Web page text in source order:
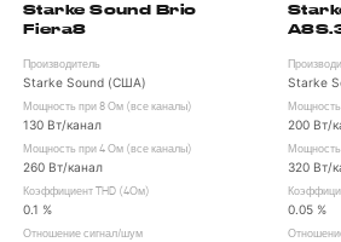
Starke Sound Brio
Fiera8
Производитель
Starke Sound (США)
Мощность при 8 Ом (все каналы)
130 Вт/канал
Мощность при 4 Ом (все каналы)
260 Вт/канал
Коэффициент THD (4Ом)
0.1 %
Отношение сигнал/шум
Starke
200 Вт/
320 Вт/
0.05 %